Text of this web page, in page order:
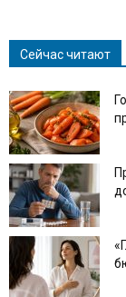
Сейчас читают